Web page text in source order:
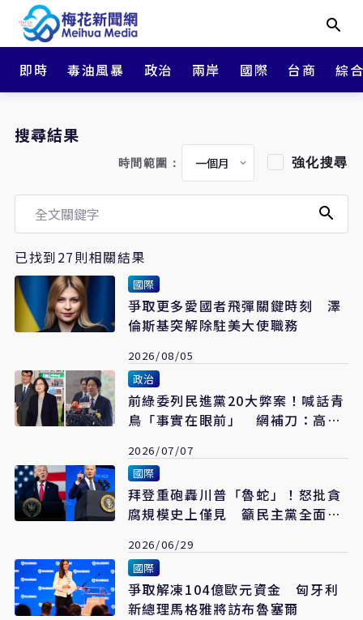
即時 毒油風暴 政治 兩岸 國際 台商 綜
搜尋結果
時間範圍： 強化搜尋
已找到27則相關結果
國際
爭取更多愛國者飛彈關鍵時刻 澤
倫斯基突解除駐美大使職務
2026/08/05
政治
前綠委列民進黨20大弊案！喊話青
鳥「事實在眼前」 網補刀：高達
2026/07/07
國際
拜登重砲轟川普「魯蛇」！怒批貪
腐規模史上僅見 籲民主黨全面反
2026/06/29
國際
爭取解凍104億歐元資金 匈牙利
新總理馬格雅將訪布魯塞爾